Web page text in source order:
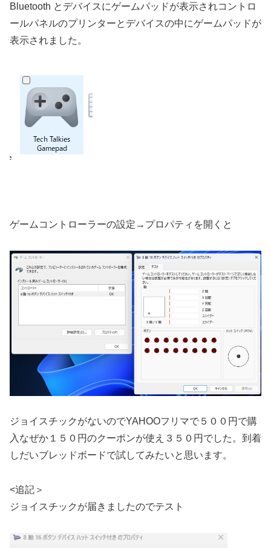
Bluetooth とデバイスにゲームパッドが表示されコントロ
ールパネルのプリンターとデバイスの中にゲームパッドが
表示されました。
ゲームコントローラーの設定→プロパティを開くと
ジョイスチックがないのでYAHOOフリマで５００円で購
入なぜか１５０円のクーポンが使え３５０円でした。到着
しだいブレッドボードで試してみたいと思います。
<追記＞
ジョイスチックが届きましたのでテスト